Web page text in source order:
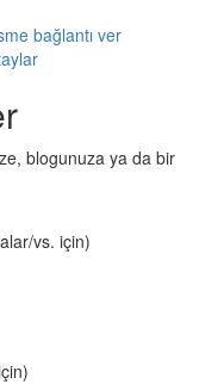
bağlantı ver
blogunuza ya da bir
vs. için)